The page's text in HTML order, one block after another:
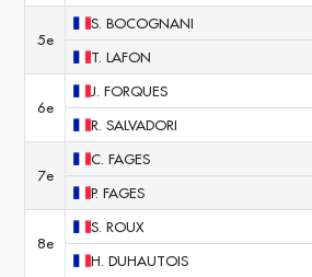
5e
S. BOCOGNANI
T. LAFON
6e
J. FORQUES
R. SALVADORI
7e
C. FAGES
P. FAGES
8e
S. ROUX
H. DUHAUTOIS